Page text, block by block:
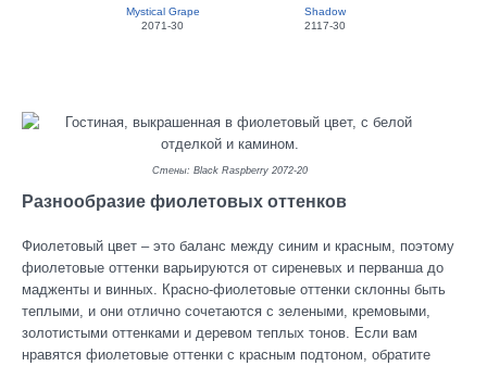
Mystical Grape
2071-30
Shadow
2117-30
Стены: Black Raspberry 2072-20
Разнообразие фиолетовых оттенков
Фиолетовый цвет – это баланс между синим и красным, поэтому
фиолетовые оттенки варьируются от сиреневых и перванша до
мадженты и винных. Красно-фиолетовые оттенки склонны быть
теплыми, и они отлично сочетаются с зелеными, кремовыми,
золотистыми оттенками и деревом теплых тонов. Если вам
нравятся фиолетовые оттенки с красным подтоном, обратите